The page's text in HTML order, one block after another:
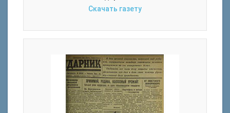
Скачать газету